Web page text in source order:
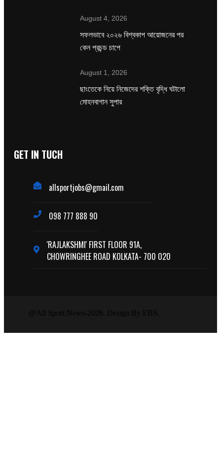
August 4, 2026
সফলভাবে ২০২৬ বিশ্বকাপ আয়োজনের পর
কেন প্রচন্ড চাপে
August 1, 2026
ছাংতেকে নিয়ে নিজেদের শক্তি বৃদ্ধি ঘটালো
মোহনবাগান সুপার
GET IN TUCH
allsportjobs@gmail.com
098 777 888 90
'RAJLAKSHMI' FIRST FLOOR 91A,
CHOWRINGHEE ROAD KOLKATA- 700 020
@All Sport News-2026. Design By EBS.